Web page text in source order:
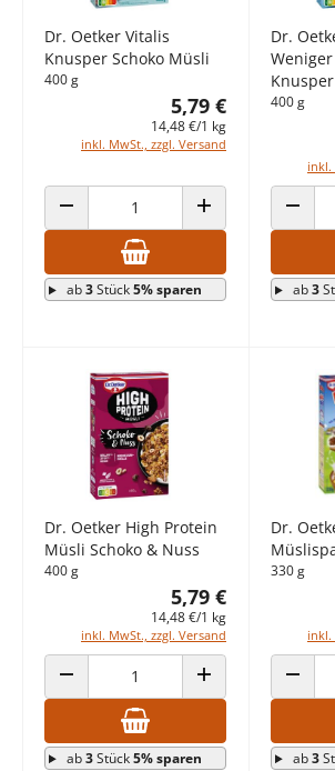
Dr. Oetker Vitalis
Knusper Schoko Müsli
400 g
5,79 €
14,48 €/1 kg
inkl. MwSt., zzgl. Versand
ANZAHL VERRINGERN ANZAHL ERHÖHEN
ab3Stück5% sparen
Dr.
400 g
inkl.
ab3
Dr. Oetker High Protein
Müsli Schoko & Nuss
400 g
5,79 €
14,48 €/1 kg
inkl. MwSt., zzgl. Versand
ANZAHL VERRINGERN ANZAHL ERHÖHEN
ab3Stück5% sparen
Dr.
330 g
inkl.
ab3